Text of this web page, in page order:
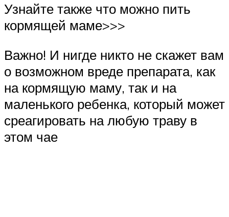
Узнайте также что можно пить
кормящей маме>>>
Важно! И нигде никто не скажет вам
о возможном вреде препарата, как
на кормящую маму, так и на
маленького ребенка, который может
среагировать на любую траву в
этом чае